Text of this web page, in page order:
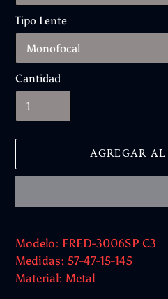
Tipo Lente
Cantidad
AGREGAR
el
producto
a
Modelo: FRED-3006SP C3
Medidas: 57-47-15-145
Material: Metal